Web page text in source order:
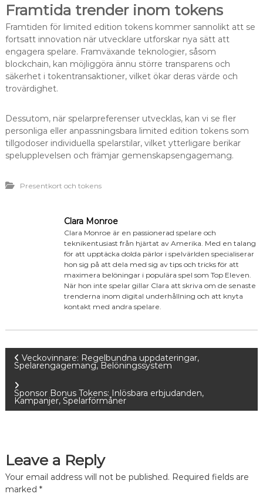
Framtida trender inom tokens
Framtiden för limited edition tokens kommer sannolikt att se
fortsatt innovation när utvecklare utforskar nya sätt att
engagera spelare. Framväxande teknologier, såsom
blockchain, kan möjliggöra ännu större transparens och
säkerhet i tokentransaktioner, vilket ökar deras värde och
trovärdighet.
Dessutom, när spelarpreferenser utvecklas, kan vi se fler
personliga eller anpassningsbara limited edition tokens som
tillgodoser individuella spelarstilar, vilket ytterligare berikar
spelupplevelsen och främjar gemenskapsengagemang.
Presentkort och tokens
Clara Monroe
Clara Monroe är en passionerad spelare och
teknikentusiast från hjärtat av Amerika. Med en talang
för att upptäcka dolda pärlor i spelvärlden specialiserar
hon sig på att dela med sig av tips och tricks för att
maximera belöningar i populära spel som Top Eleven.
När hon inte spelar gillar Clara att skriva om de senaste
trenderna inom digital underhållning och att knyta
kontakt med andra spelare.
P
o
s
n
a
Veckovinnare: Regelbundna uppdateringar,
Spelarengagemang, Belöningssystem
Sponsor Bonus Tokens: Inlösbara erbjudanden,
Kampanjer, Spelarförmåner
Leave a Reply
Your email address will not be published. Required fields are
marked *